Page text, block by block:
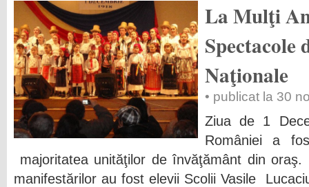
La Mulţi
Spectacole
Naţionale
• publicat la 30
Ziua de 1
României a
majoritatea unităţilor de învăţământ din
manifestărilor au fost elevii Scolii Vasile